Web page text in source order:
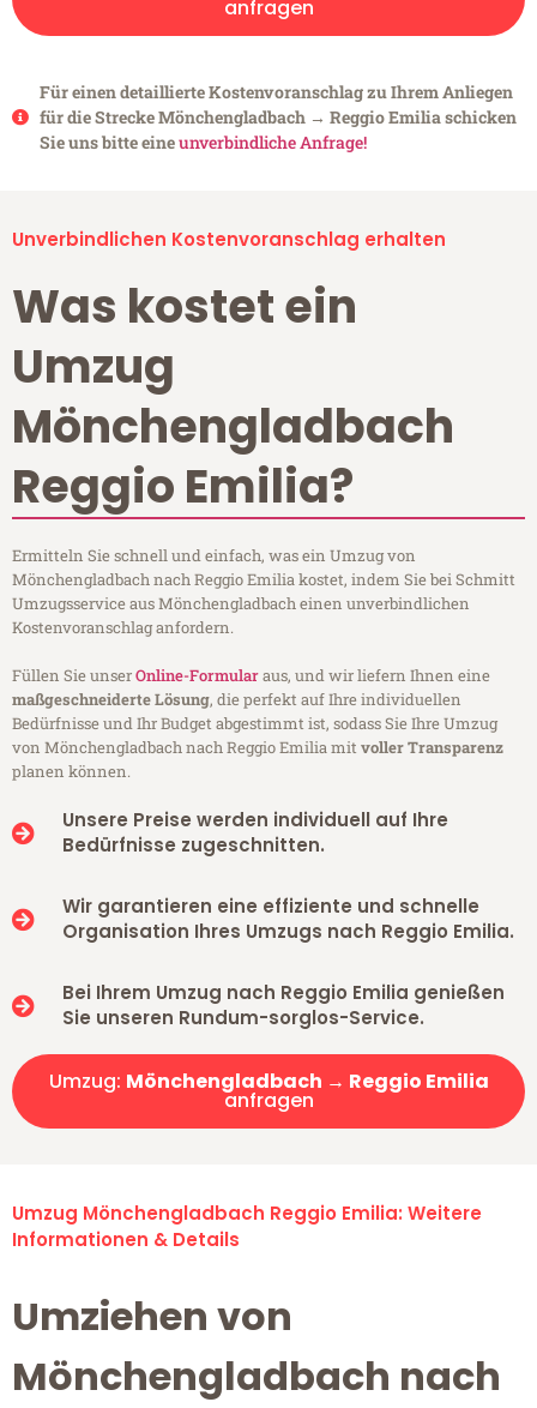
anfragen
Für einen detaillierte Kostenvoranschlag zu Ihrem Anliegen
für die Strecke Mönchengladbach → Reggio Emilia schicken
Sie uns bitte eineunverbindliche Anfrage!
Unverbindlichen Kostenvoranschlag erhalten
Was kostet ein
Umzug
Mönchengladbach
Reggio Emilia?
Ermitteln Sie schnell und einfach, was ein Umzug von
Mönchengladbach nach Reggio Emilia kostet, indem Sie bei Schmitt
Umzugsservice aus Mönchengladbach einen unverbindlichen
Kostenvoranschlag anfordern.
Füllen Sie unserOnline-Formularaus, und wir liefern Ihnen eine
maßgeschneiderte Lösung, die perfekt auf Ihre individuellen
Bedürfnisse und Ihr Budget abgestimmt ist, sodass Sie Ihre Umzug
von Mönchengladbach nach Reggio Emilia mitvoller Transparenz
planen können.
Unsere Preise werden individuell auf Ihre
Bedürfnisse zugeschnitten.
Wir garantieren eine effiziente und schnelle
Organisation Ihres Umzugs nach Reggio Emilia.
Bei Ihrem Umzug nach Reggio Emilia genießen
Sie unseren Rundum-sorglos-Service.
Umzug: Mönchengladbach → Reggio Emilia
anfragen
Umzug Mönchengladbach Reggio Emilia: Weitere
Informationen & Details
Umziehen von
Mönchengladbach nach